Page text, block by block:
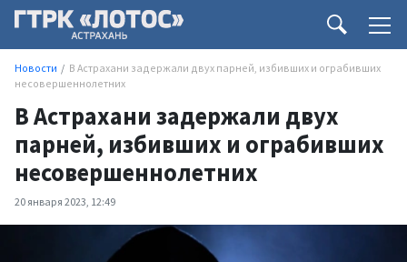
Новости
В Астрахани задержали двух парней, избивших и ограбивших
несовершеннолетних
В Астрахани задержали двух
парней, избивших и ограбивших
несовершеннолетних
20 января 2023, 12:49